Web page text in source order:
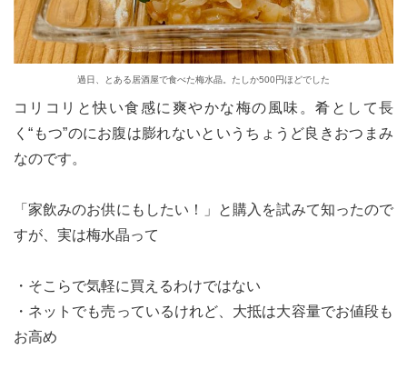
過日、とある居酒屋で食べた梅水晶。たしか500円ほどでした
コリコリと快い食感に爽やかな梅の風味。肴として長
く“もつ”のにお腹は膨れないというちょうど良きおつまみ
なのです。
「家飲みのお供にもしたい！」と購入を試みて知ったので
すが、実は梅水晶って
・そこらで気軽に買えるわけではない
・ネットでも売っているけれど、大抵は大容量でお値段も
お高め